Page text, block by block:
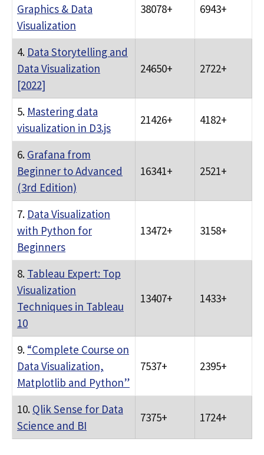
Graphics & Data
Visualization
38078+ 6943+
4. Data Storytelling and
Data Visualization
[2022]
24650+ 2722+
5. Mastering data
visualization in D3.js
21426+ 4182+
6. Grafana from
Beginner to Advanced
(3rd Edition)
16341+ 2521+
7. Data Visualization
with Python for
Beginners
13472+ 3158+
8. Tableau Expert: Top
Visualization
Techniques in Tableau
10
13407+ 1433+
9. “Complete Course on
Data Visualization,
Matplotlib and Python”
7537+ 2395+
10. Qlik Sense for Data
Science and BI
7375+ 1724+